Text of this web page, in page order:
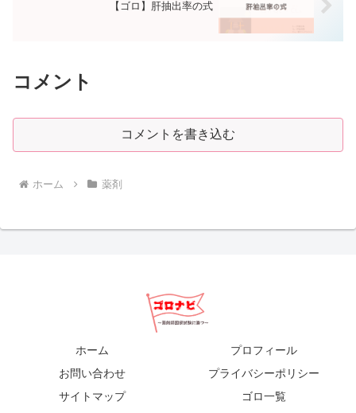
【ゴロ】肝抽出率の式
コメント
コメントを書き込む
ホーム 薬剤
ホーム
プロフィール
お問い合わせ
プライバシーポリシー
サイトマップ
ゴロ一覧